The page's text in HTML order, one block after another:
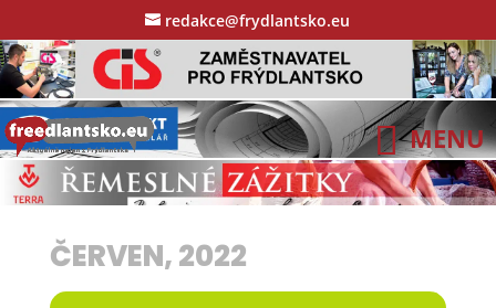
redakce@frydlantsko.eu
ČERVEN, 2022